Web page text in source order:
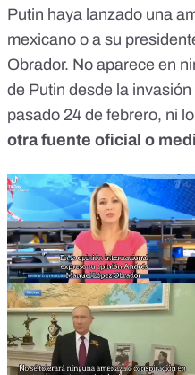
Putin haya lanzado una
mexicano o a su
Obrador. No aparece en
de Putin desde la invasión
pasado 24 de febrero, ni
otra fuente oficial o